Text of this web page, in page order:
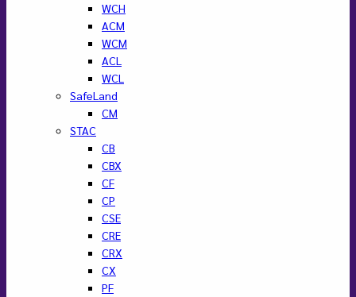
WCH
ACM
WCM
ACL
WCL
SafeLand
CM
STAC
CB
CBX
CF
CP
CSE
CRE
CRX
CX
PF